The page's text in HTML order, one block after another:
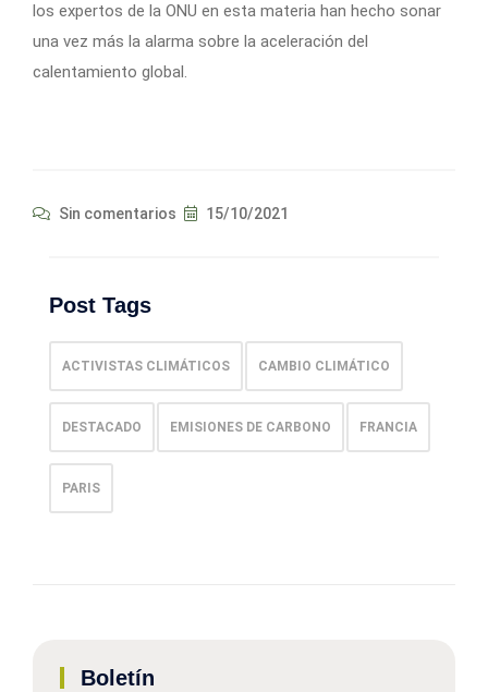
los expertos de la ONU en esta materia han hecho sonar
una vez más la alarma sobre la aceleración del
calentamiento global.
Sin comentarios 15/10/2021
Post Tags
ACTIVISTAS CLIMÁTICOS CAMBIO CLIMÁTICO
DESTACADO EMISIONES DE CARBONO FRANCIA
PARIS
Boletín